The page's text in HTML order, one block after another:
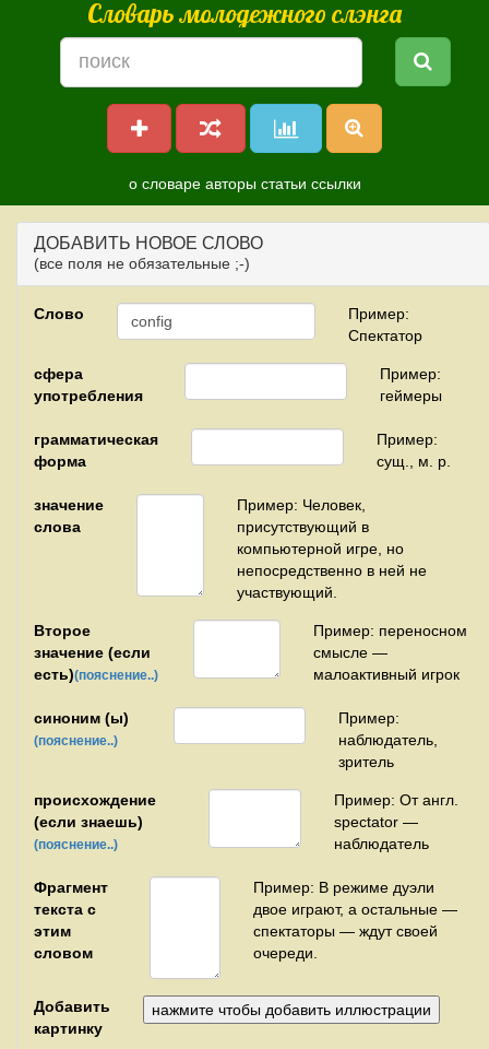
Словарь молодежного слэнга
о словаре авторы статьи ссылки
ДОБАВИТЬ НОВОЕ СЛОВО
(все поля не обязательные ;-)
Слово
Пример:
Спектатор
сфера
употребления
Пример:
геймеры
грамматическая
форма
Пример:
сущ., м. р.
значение
слова
Пример: Человек,
присутствующий в
компьютерной игре, но
непосредственно в ней не
участвующий.
Второе
значение (если
есть)(пояснение..)
Пример: переносном
смысле —
малоактивный игрок
синоним (ы)
(пояснение..)
Пример:
наблюдатель,
зритель
происхождение
(если знаешь)
(пояснение..)
Пример: От англ.
spectator —
наблюдатель
Фрагмент
текста с
этим
словом
Пример: В режиме дуэли
двое играют, а остальные —
спектаторы — ждут своей
очереди.
Добавить
картинку